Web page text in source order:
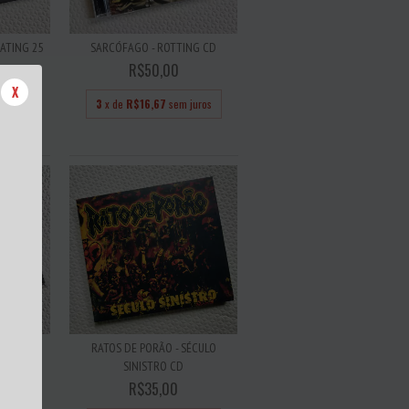
X
25
SARCÓFAGO - ROTTING CD
R$50,00
3 x de R$16,67 sem juros
RATOS DE PORÃO - SÉCULO
SINISTRO CD
R$35,00